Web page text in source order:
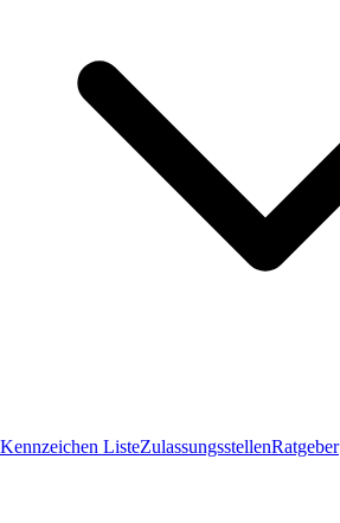
Kennzeichen ListeZulassungsstellenRatgeber